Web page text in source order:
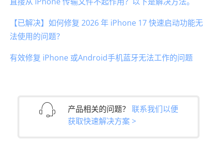
【已解决】如何修复 2026 年 iPhone 17 快速启动功能无
法使用的问题？
有效修复 iPhone 或Android手机蓝牙无法工作的问题
产品相关的问题？ 联系我们以便
获取快速解决方案 >